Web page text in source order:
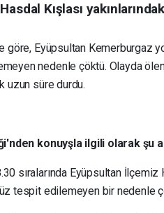
Kışlası
göre, Eyüpsultan Kemerburgaz
nedenle çöktü. Olayda
uzun süre durdu.
konuyşla ilgili olarak şu
sıralarında Eyüpsultan
tespit edilemeyen bir nedenle